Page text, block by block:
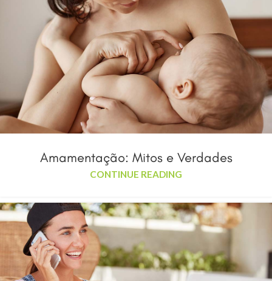
Amamentação: Mitos e Verdades
CONTINUE READING